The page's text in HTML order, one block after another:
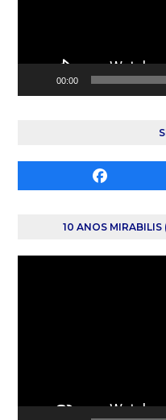
00:00
Facebook
10 ANOS MIRABILIS